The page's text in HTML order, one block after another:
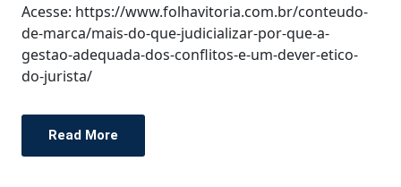
Acesse: https://www.folhavitoria.com.br/conteudo-
de-marca/mais-do-que-judicializar-por-que-a-
gestao-adequada-dos-conflitos-e-um-dever-etico-
do-jurista/
Read More